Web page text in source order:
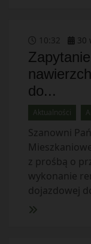
10 32 30
do...
Aktualności
Szanowni
z prośbą o
wykonanie
dojazdowej